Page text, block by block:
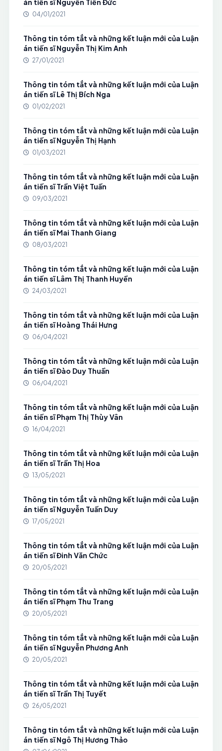
án tiến sĩ Nguyễn Tiến Đức
04/01/2021
Thông tin tóm tắt và những kết luận mới của Luận
án tiến sĩ Nguyễn Thị Kim Anh
27/01/2021
Thông tin tóm tắt và những kết luận mới của Luận
án tiến sĩ Lê Thị Bích Nga
01/02/2021
Thông tin tóm tắt và những kết luận mới của Luận
án tiến sĩ Nguyễn Thị Hạnh
01/03/2021
Thông tin tóm tắt và những kết luận mới của Luận
án tiến sĩ Trần Việt Tuấn
09/03/2021
Thông tin tóm tắt và những kết luận mới của Luận
án tiến sĩ Mai Thanh Giang
08/03/2021
Thông tin tóm tắt và những kết luận mới của Luận
án tiến sĩ Lâm Thị Thanh Huyền
24/03/2021
Thông tin tóm tắt và những kết luận mới của Luận
án tiến sĩ Hoàng Thái Hưng
06/04/2021
Thông tin tóm tắt và những kết luận mới của Luận
án tiến sĩ Đào Duy Thuần
06/04/2021
Thông tin tóm tắt và những kết luận mới của Luận
án tiến sĩ Phạm Thị Thùy Vân
16/04/2021
Thông tin tóm tắt và những kết luận mới của Luận
án tiến sĩ Trần Thị Hoa
13/05/2021
Thông tin tóm tắt và những kết luận mới của Luận
án tiến sĩ Nguyễn Tuấn Duy
17/05/2021
Thông tin tóm tắt và những kết luận mới của Luận
án tiến sĩ Đinh Văn Chức
20/05/2021
Thông tin tóm tắt và những kết luận mới của Luận
án tiến sĩ Phạm Thu Trang
20/05/2021
Thông tin tóm tắt và những kết luận mới của Luận
án tiến sĩ Nguyễn Phương Anh
20/05/2021
Thông tin tóm tắt và những kết luận mới của Luận
án tiến sĩ Trần Thị Tuyết
26/05/2021
Thông tin tóm tắt và những kết luận mới của Luận
án tiến sĩ Ngô Thị Hương Thảo